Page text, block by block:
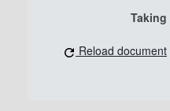
Reload document